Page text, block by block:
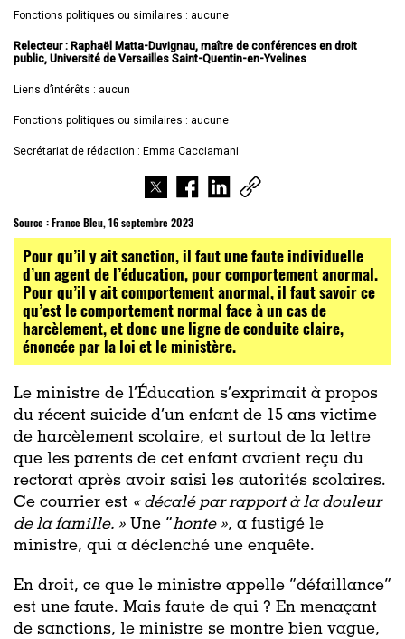
Fonctions politiques ou similaires : aucune
Relecteur : Raphaël Matta-Duvignau, maître de conférences en droit
public, Université de Versailles Saint-Quentin-en-Yvelines
Liens d’intérêts : aucun
Fonctions politiques ou similaires : aucune
Secrétariat de rédaction : Emma Cacciamani
Source :France Bleu, 16 septembre 2023
Pour qu’il y ait sanction, il faut une faute individuelle
d’un agent de l’éducation, pour comportement anormal.
Pour qu’il y ait comportement anormal, il faut savoir ce
qu’est le comportement normal face à un cas de
harcèlement, et donc une ligne de conduite claire,
énoncée par la loi et le ministère.
Le ministre de l’Éducation s’exprimait à propos
du récent suicide d’un enfant de 15 ans victime
de harcèlement scolaire, et surtout de la lettre
que les parents de cet enfant avaient reçu du
rectorat après avoir saisi les autorités scolaires.
Ce courrier est « décalé par rapport à la douleur
de la famille. » Une “honte », a fustigé le
ministre, qui a déclenché une enquête.
En droit, ce que le ministre appelle “défaillance”
est une faute. Mais faute de qui ? En menaçant
de sanctions, le ministre se montre bien vague,